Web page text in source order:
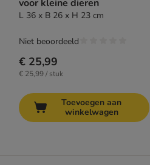
voor kleine dieren
L 36 x B 26 x H 23 cm
€ 25,99
€ 25,99 / stuk
Niet beoordeeld
Toevoegen aan
winkelwagen